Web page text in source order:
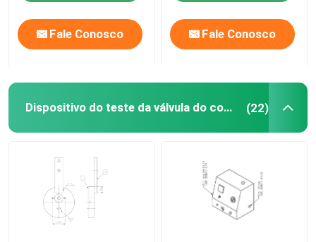
Fale Conosco Fale Conosco
Dispositivo do teste da válvula do combustível (22)